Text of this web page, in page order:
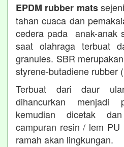
EPDM rubber mats
tahan cuaca dan
cedera pada anak-anak
saat olahraga terbuat
granules. SBR
styrene-butadiene rubber
Terbuat dari daur
dihancurkan menjadi
kemudian dicetak
campuran resin / lem
ramah akan lingkungan.